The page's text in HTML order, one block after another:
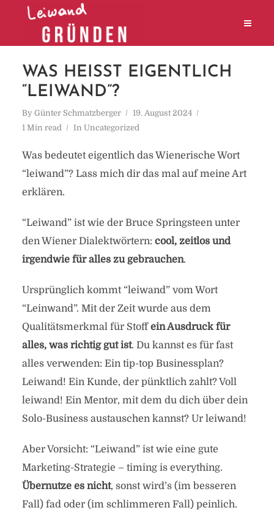
WAS HEISST EIGENTLICH “
LEIWAND”?
By Günter Schmatzberger
19. August 2024
1 Min read
In Uncategorized
Was bedeutet eigentlich das Wienerische Wort
“leiwand”? Lass mich dir das mal auf meine Art
erklären.
“Leiwand” ist wie der Bruce Springsteen unter
den Wiener Dialektwörtern: cool, zeitlos und
irgendwie für alles zu gebrauchen.
Ursprünglich kommt “leiwand” vom Wort
“Leinwand”. Mit der Zeit wurde aus dem
Qualitätsmerkmal für Stoffein Ausdruck für
alles, was richtig gut ist. Du kannst es für fast
alles verwenden: Ein tip-top Businessplan?
Leiwand! Ein Kunde, der pünktlich zahlt? Voll
leiwand! Ein Mentor, mit dem du dich über dein
Solo-Business austauschen kannst? Ur leiwand!
Aber Vorsicht: “Leiwand” ist wie eine gute
Marketing-Strategie – timing is everything.
Übernutze es nicht, sonst wird’s (im besseren
Fall) fad oder (im schlimmeren Fall) peinlich.